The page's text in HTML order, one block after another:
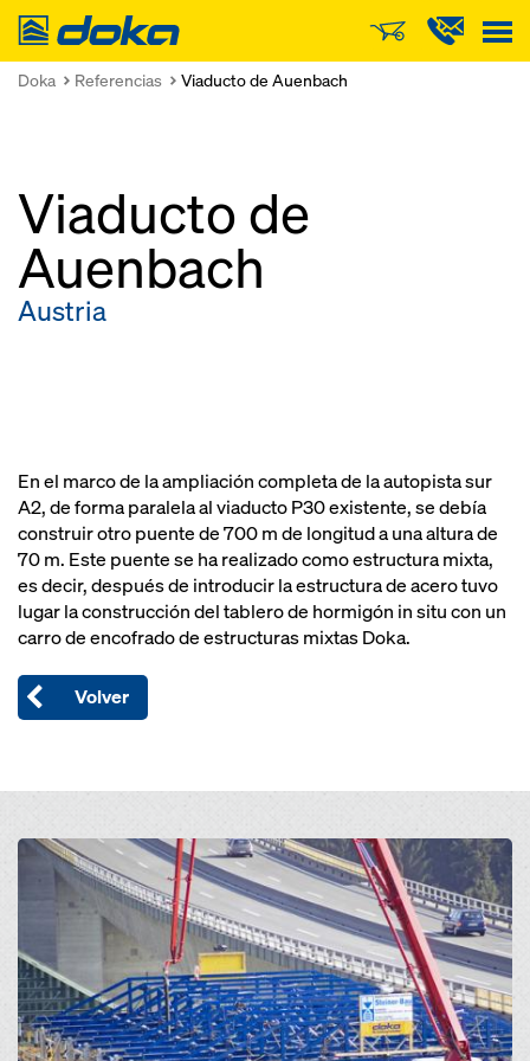
Doka
Doka Referencias Viaducto de Auenbach
Viaducto de
Auenbach
Austria
En el marco de la ampliación completa de la autopista sur
A2, de forma paralela al viaducto P30 existente, se debía
construir otro puente de 700 m de longitud a una altura de
70 m. Este puente se ha realizado como estructura mixta,
es decir, después de introducir la estructura de acero tuvo
lugar la construcción del tablero de hormigón in situ con un
carro de encofrado de estructuras mixtas Doka.
Volver
Open